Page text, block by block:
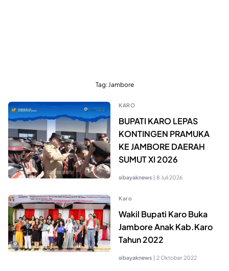
Tag: Jambore
KARO
BUPATI KARO LEPAS
KONTINGEN PRAMUKA
KE JAMBORE DAERAH
SUMUT XI 2026
sibayaknews | 8 Juli 2026
Karo
Wakil Bupati Karo Buka
Jambore Anak Kab.Karo
Tahun 2022
sibayaknews | 2 Oktober 2022